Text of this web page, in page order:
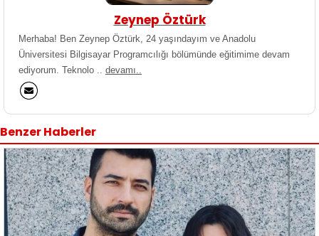
Zeynep Öztürk
Merhaba! Ben Zeynep Öztürk, 24 yaşındayım ve Anadolu
Üniversitesi Bilgisayar Programcılığı bölümünde eğitimime devam
ediyorum. Teknolo .. devamı..
Benzer Haberler